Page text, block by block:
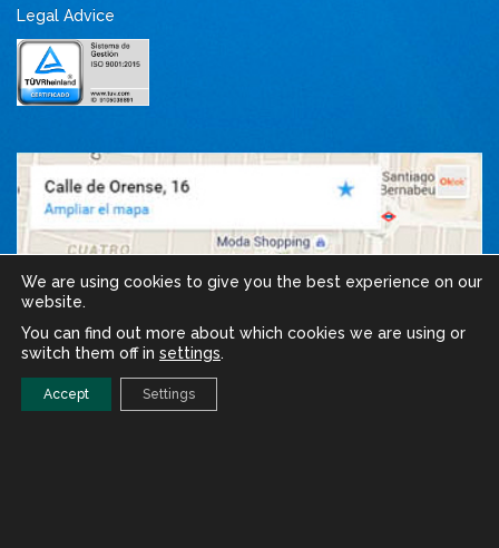
Legal Advice
We are using cookies to give you the best experience on our
website.
You can find out more about which cookies we are using or
switch them off in settings.
Accept Settings